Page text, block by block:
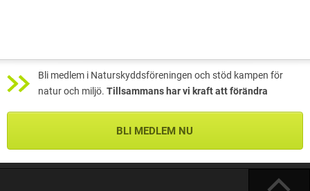
Bli medlem i Naturskyddsföreningen och stöd kampen för
natur och miljö. Tillsammans har vi kraft att förändra
BLI MEDLEM NU